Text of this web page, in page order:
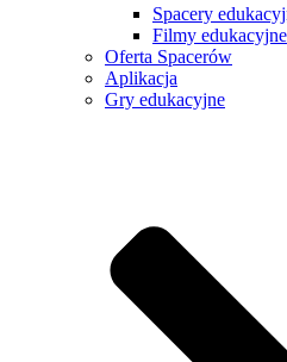
Spacery
Filmy edukacyjne
Oferta Spacerów
Aplikacja
Gry edukacyjne